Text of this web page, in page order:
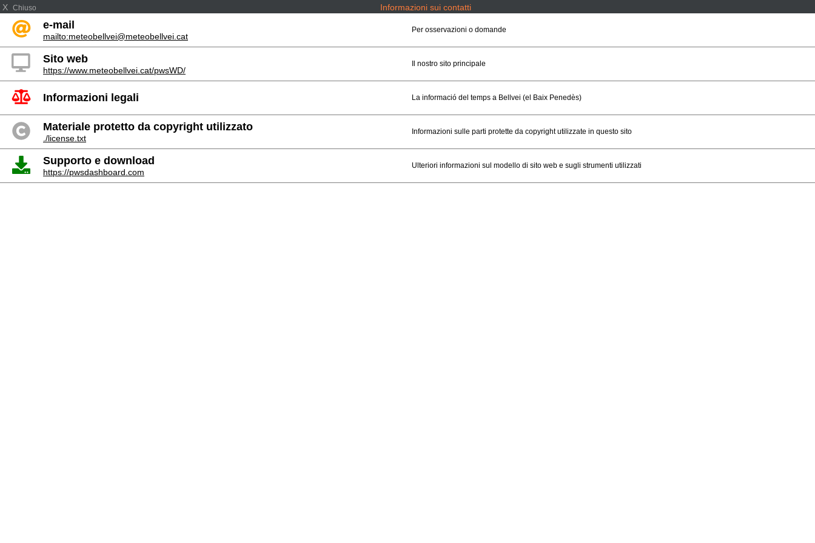
X Chiuso Informazioni sui contatti
e-mail
mailto:meteobellvei@meteobellvei.cat
Per osservazioni o domande
Sito web
https://www.meteobellvei.cat/pwsWD/
Il nostro sito principale
Informazioni legali La informació del temps a Bellvei (el Baix Penedès)
Materiale protetto da copyright utilizzato
./license.txt
Informazioni sulle parti protette da copyright utilizzate in questo sito
Supporto e download
https://pwsdashboard.com
Ulteriori informazioni sul modello di sito web e sugli strumenti utilizzati